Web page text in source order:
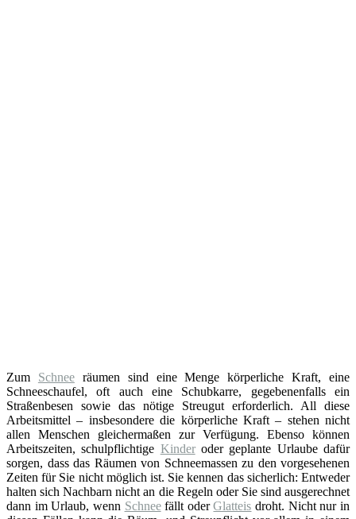
Zum Schneeräumen sind eine Menge körperliche Kraft, eine
Schneeschaufel, oft auch eine Schubkarre, gegebenenfalls ein
Straßenbesen sowie das nötige Streugut erforderlich. All diese
Arbeitsmittel – insbesondere die körperliche Kraft – stehen nicht
allen Menschen gleichermaßen zur Verfügung. Ebenso können
Arbeitszeiten, schulpflichtige Kinderoder geplante Urlaube dafür
sorgen, dass das Räumen von Schneemassen zu den vorgesehenen
Zeiten für Sie nicht möglich ist. Sie kennen das sicherlich: Entweder
halten sich Nachbarn nicht an die Regeln oder Sie sind ausgerechnet
dann im Urlaub, wenn Schneefällt oderGlatteis droht. Nicht nur in